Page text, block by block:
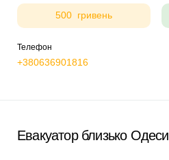
500 гривень
Телефон
+380636901816
Евакуатор близько Одеси